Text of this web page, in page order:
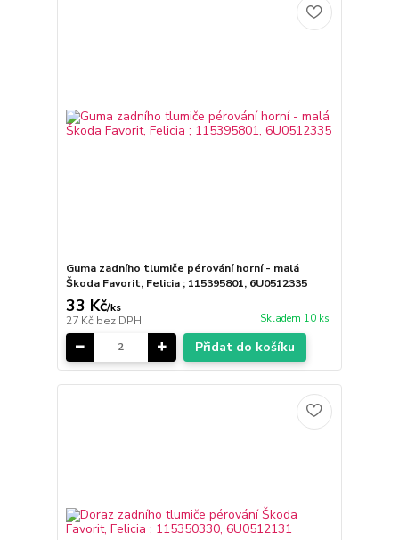
Guma zadního tlumiče pérování horní - malá
Škoda Favorit, Felicia ; 115395801, 6U0512335
33 Kč/ks
27 Kč bez DPH Skladem 10 ks
Přidat do košíku